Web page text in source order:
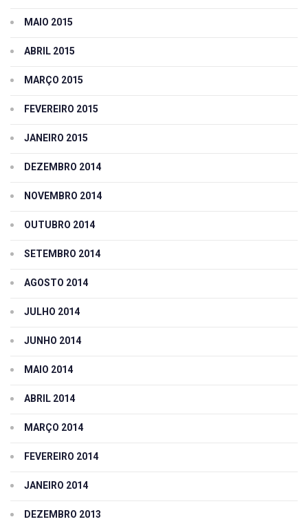
MAIO 2015
ABRIL 2015
MARÇO 2015
FEVEREIRO 2015
JANEIRO 2015
DEZEMBRO 2014
NOVEMBRO 2014
OUTUBRO 2014
SETEMBRO 2014
AGOSTO 2014
JULHO 2014
JUNHO 2014
MAIO 2014
ABRIL 2014
MARÇO 2014
FEVEREIRO 2014
JANEIRO 2014
DEZEMBRO 2013